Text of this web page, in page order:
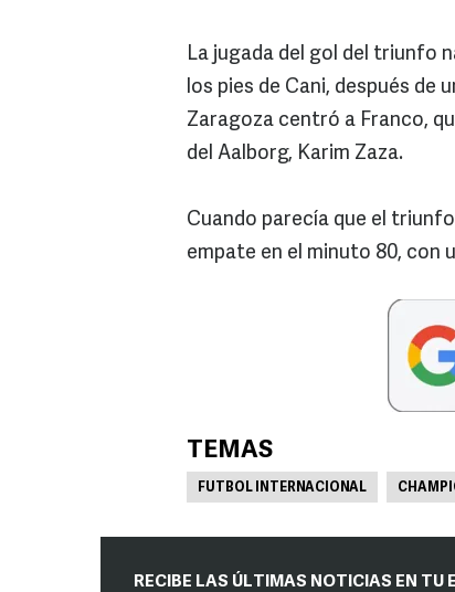
La jugada del gol del triunfo
los pies de Cani, después de
Zaragoza centró a Franco,
del Aalborg, Karim Zaza.
Cuando parecía que el
empate en el minuto 80, con
TEMAS
FUTBOL INTERNACIONAL
RECIBE LAS ÚLTIMAS NOTICIAS EN TU